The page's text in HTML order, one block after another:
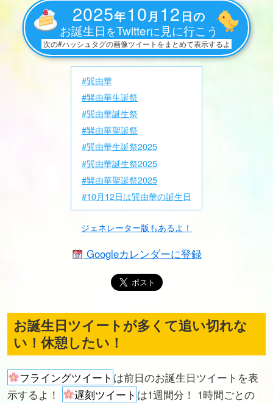
2025年10月 12 日の
お誕生日 をTwitterに 見に行こう
次の#ハッシュタグの画像ツイートをまとめて表示するよ
#巽由華
#巽由華生誕祭
#巽由華誕生祭
#巽由華聖誕祭
#巽由華生誕祭2025
#巽由華誕生祭2025
#巽由華聖誕祭2025
#10月12日は巽由華の誕生日
ジェネレーター版もあるよ！
Googleカレンダーに登録
お誕生日ツイートが多くて追い切れな
い！休憩したい！
フライングツイート は前日のお誕生日ツイートを表
示するよ！
遅刻ツイート は1週間分！ 1時間ごとの